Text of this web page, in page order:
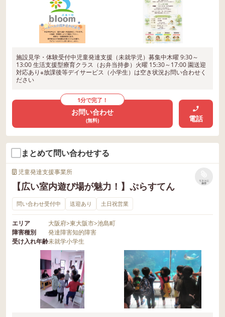
施設見学・体験受付中児童発達支援（未就学児）募集中木曜 9:30～
13:00 生活支援型療育クラス（お弁当持参）火曜 15:30～17:00 園送迎
対応あり※放課後等デイサービス（小学生）は空き状況お問い合わせく
ださい
1分で完了！
お問い合わせ
(無料) 電話
まとめて問い合わせする
児童発達支援事業所
【広い室内遊び場が魅力！】ぷらすてん
リストに
保存
問い合わせ受付中 送迎あり 土日祝営業
エリア 大阪府>東大阪市>池島町
障害種別
発達障害知的障害
受け入れ年齢未就学小学生